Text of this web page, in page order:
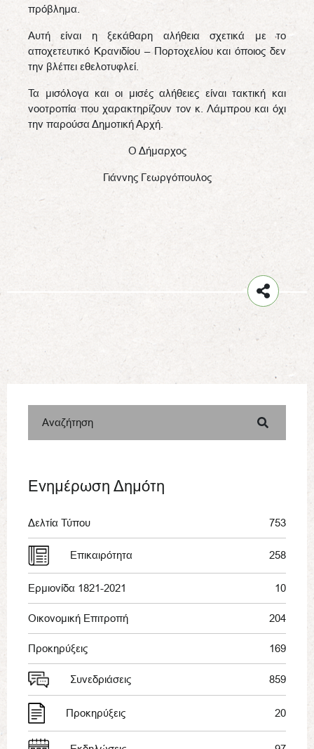
πρόβλημα.
Αυτή είναι η ξεκάθαρη αλήθεια σχετικά με το
αποχετευτικό Κρανιδίου – Πορτοχελίου και όποιος δεν
την βλέπει εθελοτυφλεί.
Τα μισόλογα και οι μισές αλήθειες είναι τακτική και
νοοτροπία που χαρακτηρίζουν τον κ. Λάμπρου και όχι
την παρούσα Δημοτική Αρχή.
Ο Δήμαρχος
Γιάννης Γεωργόπουλος
Αναζήτηση
Ενημέρωση Δημότη
Δελτία Τύπου 753
Επικαιρότητα 258
Ερμιονίδα 1821-2021 10
Οικονομική Επιτροπή 204
Προκηρύξεις 169
Συνεδριάσεις 859
Προκηρύξεις 20